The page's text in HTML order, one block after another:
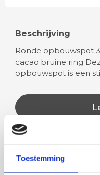
Toestemming
Beschrijving
Ronde opbouwspot
cacao bruine ring
opbouwspot is een
Rian